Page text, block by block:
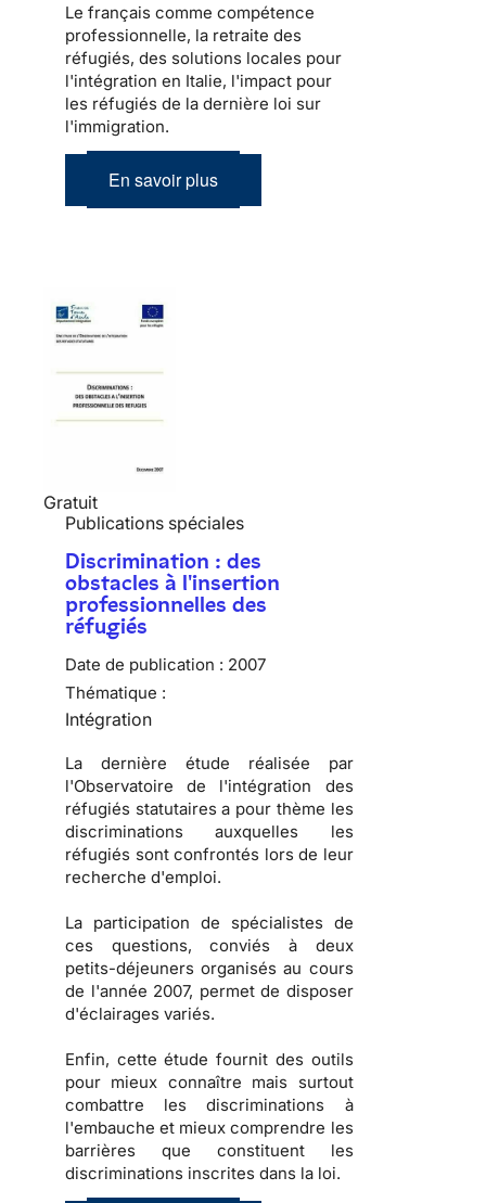
Le français comme compétence
professionnelle, la retraite des
réfugiés, des solutions locales pour
l'intégration en Italie, l'impact pour
les réfugiés de la dernière loi sur
l'immigration.
En savoir plus
Gratuit
Publications spéciales
Discrimination : des
obstacles à l'insertion
professionnelles des
réfugiés
Date de publication : 2007
Thématique :
Intégration
La dernière étude réalisée par
l'Observatoire de l'intégration des
réfugiés statutaires a pour thème les
discriminations auxquelles les
réfugiés sont confrontés lors de leur
recherche d'emploi.
La participation de spécialistes de
ces questions, conviés à deux
petits-déjeuners organisés au cours
de l'année 2007, permet de disposer
d'éclairages variés.
Enfin, cette étude fournit des outils
pour mieux connaître mais surtout
combattre lesdiscriminations à
l'embauche et mieux comprendre les
barrières que constituent les
discriminations inscrites dans la loi.